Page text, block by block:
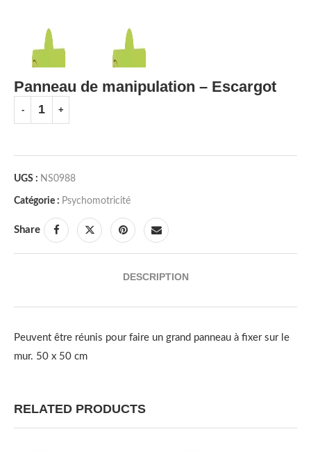
Panneau de manipulation – Escargot
UGS : NS0988
Catégorie : Psychomotricité
Share
DESCRIPTION
Peuvent être réunis pour faire un grand panneau à fixer sur le
mur. 50 x 50 cm
RELATED PRODUCTS